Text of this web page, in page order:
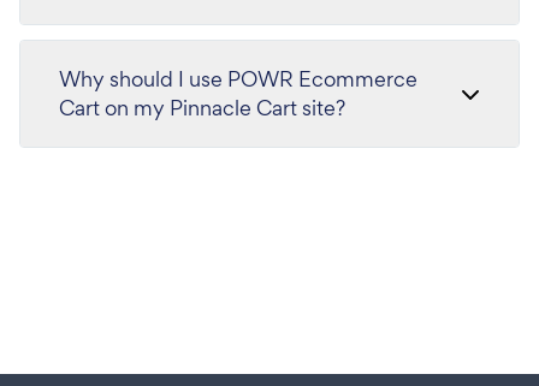
Why should I use POWR Ecommerce
Cart on my Pinnacle Cart site?